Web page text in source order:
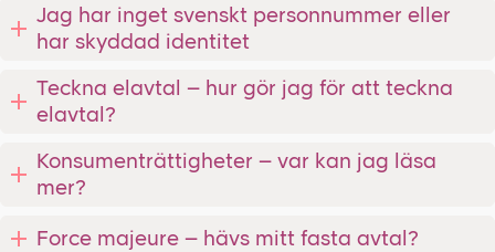
Jag har inget svenskt personnummer eller
har skyddad identitet
Teckna elavtal – hur gör jag för att teckna
elavtal?
Konsumenträttigheter – var kan jag läsa
mer?
Force majeure – hävs mitt fasta avtal?